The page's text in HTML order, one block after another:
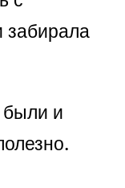
забирала
и